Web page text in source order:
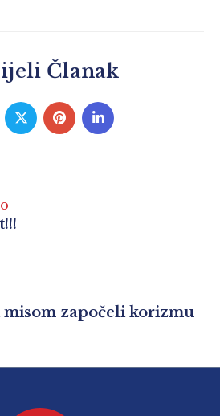
Članak
misom započeli korizmu